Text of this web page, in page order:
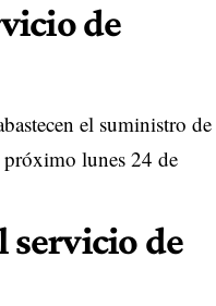
de
el suministro de
próximo lunes 24 de
servicio de